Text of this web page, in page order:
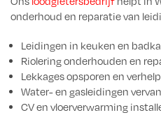
onderhoud en reparatie van
Leidingen in keuken en
Riolering onderhouden en
Lekkages opsporen en
Water- en gasleidingen
CV en vloerverwarming